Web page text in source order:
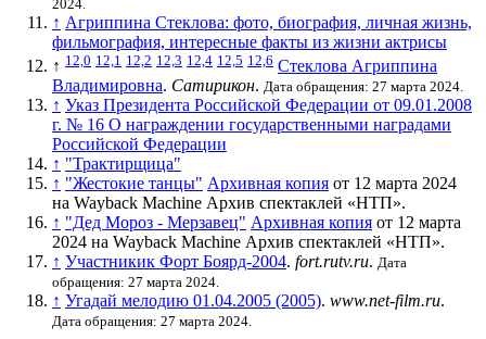
2024.
↑ Агриппина Стеклова: фото, биография, личная жизнь,
фильмография, интересные факты из жизни актрисы
↑ 12,0 12,1 12,2 12,3 12,4 12,5 12,6 Стеклова Агриппина
Владимировна. Сатирикон. Дата обращения: 27 марта 2024.
↑ Указ Президента Российской Федерации от 09.01.2008
г. № 16 О награждении государственными наградами
Российской Федерации
↑ "Трактирщица"
↑ "Жестокие танцы" Архивная копия от 12 марта 2024
на Wayback Machine Архив спектаклей «НТП».
↑ "Дед Мороз - Мерзавец" Архивная копия от 12 марта
2024 на Wayback Machine Архив спектаклей «НТП».
↑ Участникик Форт Боярд-2004. fort.rutv.ru. Дата
обращения: 27 марта 2024.
↑ Угадай мелодию 01.04.2005 (2005). www.net-film.ru.
Дата обращения: 27 марта 2024.